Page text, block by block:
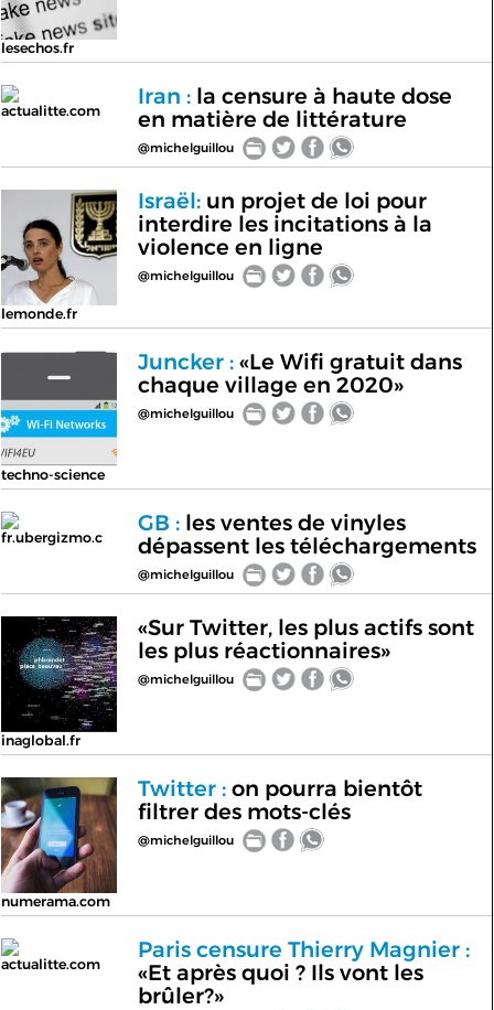
lesechos.fr
actualitte.com
Iran :la censure à haute dose
en matière de littérature
@michelguillou
lemonde.fr
Israël:un projet de loi pour
interdire les incitations à la
violence en ligne
@michelguillou
techno-science
Juncker :«Le Wifi gratuit dans
chaque village en 2020»
@michelguillou
fr.ubergizmo.c
GB :les ventes de vinyles
dépassent les téléchargements
@michelguillou
inaglobal.fr
«Sur Twitter, les plus actifs sont
les plus réactionnaires»
@michelguillou
numerama.com
Twitter :on pourra bientôt
filtrer des mots-clés
@michelguillou
actualitte.com
Paris censure Thierry Magnier :
«Et après quoi ? Ils vont les
brûler?»